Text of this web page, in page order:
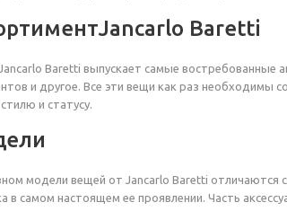
Baretti
Baretti выпускает самые востребованные
и другое. Все эти вещи как раз необходимы
и статусу.
модели вещей от Jancarlo Baretti отличаются
в самом настоящем ее проявлении. Часть